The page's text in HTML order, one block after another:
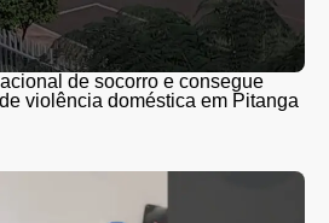
de socorro e consegue
violência doméstica em Pitanga